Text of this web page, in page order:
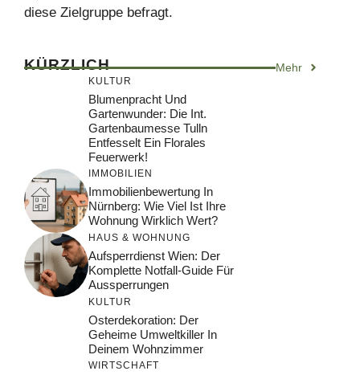
diese Zielgruppe befragt.
KÜRZLICH Mehr
KULTUR
Blumenpracht Und
Gartenwunder: Die Int.
Gartenbaumesse Tulln
Entfesselt Ein Florales
Feuerwerk!
IMMOBILIEN
Immobilienbewertung In
Nürnberg: Wie Viel Ist Ihre
Wohnung Wirklich Wert?
HAUS & WOHNUNG
Aufsperrdienst Wien: Der
Komplette Notfall-Guide Für
Aussperrungen
KULTUR
Osterdekoration: Der
Geheime Umweltkiller In
Deinem Wohnzimmer
WIRTSCHAFT